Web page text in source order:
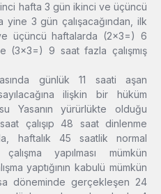
hafta 3 gün ikinci ve üçüncü
3 gün çalışacağından, ilk
üçüncü haftalarda (2×3=) 6
(3×3=) 9 saat fazla çalışmış
günlük 11 saati aşan
ilişkin bir hüküm
Yasanın yürürlükte olduğu
çalışıp 48 saat dinlenme
haftalık 45 saatlik normal
yapılması mümkün
yaptığının kabulü mümkün
döneminde gerçekleşen 24